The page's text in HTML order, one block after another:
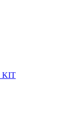
KIT